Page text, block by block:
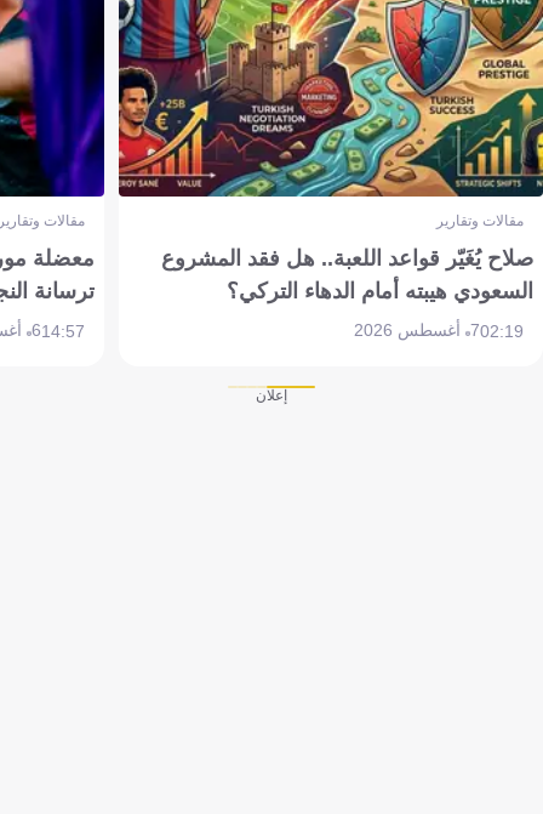
مقالات وتقارير
صلاح يُغَيّر قواعد اللعبة.. هل فقد المشروع
السعودي هيبته أمام الدهاء التركي؟
02:197 أغسطس 2026
مقالات
معضلة
ترسانة
14:576 أغسطس 2026
إعلان